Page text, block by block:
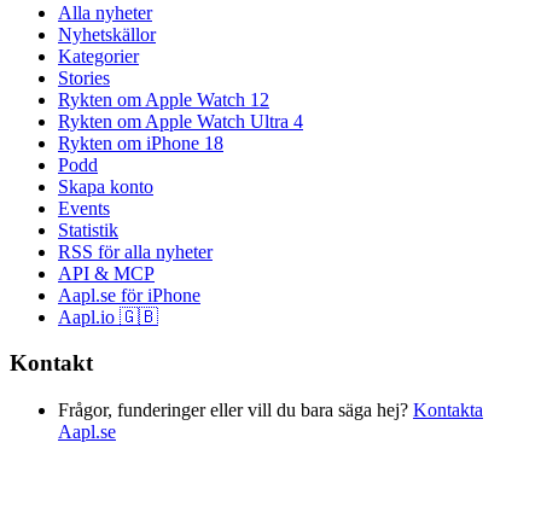
Alla nyheter
Nyhetskällor
Kategorier
Stories
Rykten om Apple Watch 12
Rykten om Apple Watch Ultra 4
Rykten om iPhone 18
Podd
Skapa konto
Events
Statistik
RSS för alla nyheter
API & MCP
Aapl.se för iPhone
Aapl.io 🇬🇧
Kontakt
Frågor, funderinger eller vill du bara säga hej? Kontakta
Aapl.se